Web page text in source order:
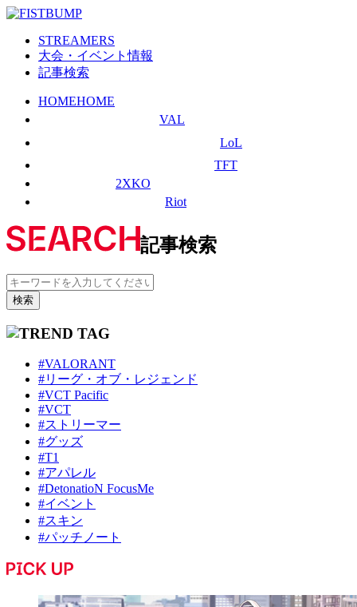
STREAMERS
大会・イベント情報
記事検索
HOMEHOME
VAL
LoL
TFT
2XKO
Riot
記事検索
検索
#VALORANT
#リーグ・オブ・レジェンド
#VCT Pacific
#VCT
#ストリーマー
#グッズ
#T1
#アパレル
#DetonatioN FocusMe
#イベント
#スキン
#パッチノート